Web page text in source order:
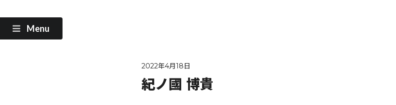
Menu
2022年4月18日
紀ノ國 博貴